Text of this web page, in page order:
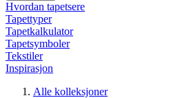
Hvordan tapetsere
Tapettyper
Tapetkalkulator
Tapetsymboler
Tekstiler
Inspirasjon
Alle kolleksjoner